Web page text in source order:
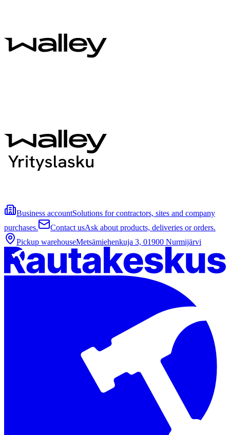
Business accountSolutions for contractors, sites and company
purchases.
Contact usAsk about products, deliveries or orders.
Pickup warehouseMetsämiehenkuja 3, 01900 Nurmijärvi